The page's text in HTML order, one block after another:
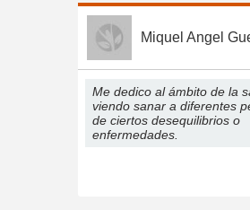
Miquel Angel
Me dedico al ámbito de la
viendo sanar a diferentes
de ciertos desequilibrios o
enfermedades.